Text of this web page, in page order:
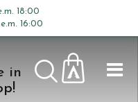
in
18:00
16:00